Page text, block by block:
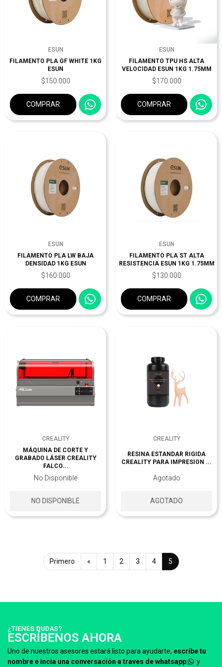
ESUN
FILAMENTO PLA GF WHITE 1KG
ESUN
$150.000
COMPRAR
ESUN
FILAMENTO TPU HS ALTA
VELOCIDAD ESUN 1KG 1.75MM
$170.000
COMPRAR
ESUN
FILAMENTO PLA LW BAJA
DENSIDAD 1KG ESUN
$160.000
COMPRAR
ESUN
FILAMENTO PLA ST ALTA
RESISTENCIA ESUN 1KG 1.75MM
$130.000
COMPRAR
CREALITY
MÁQUINA DE CORTE Y
GRABADO LÁSER CREALITY
FALCO...
No Disponible
NO DISPONIBLE
CREALITY
RESINA ESTANDAR RIGIDA
CREALITY PARA IMPRESION ...
Agotado
AGOTADO
Primero « 1 2 3 4 5
¿TIENES DUDAS?
ESCRÍBENOS AHORA
Uno de nuestros asesores estará listo para ayudarte, escríbe tu
nombre e incia una conversación a traves de whatsapp
y